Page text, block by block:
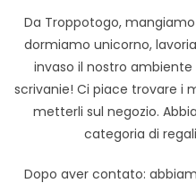
Da Troppotogo,
dormiamo unicorno,
invaso il nostro
scrivanie! Ci piace trovare i
metterli sul negozio.
categoria di
Dopo aver contato: